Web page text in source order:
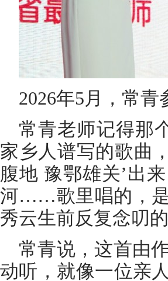
2026年5月，常
常青老师记得那
家乡人谱写的歌曲
腹地 豫鄂雄关’出
河……歌里唱的，是
秀云生前反复念叨
常青说，这首由
动听，就像一位亲